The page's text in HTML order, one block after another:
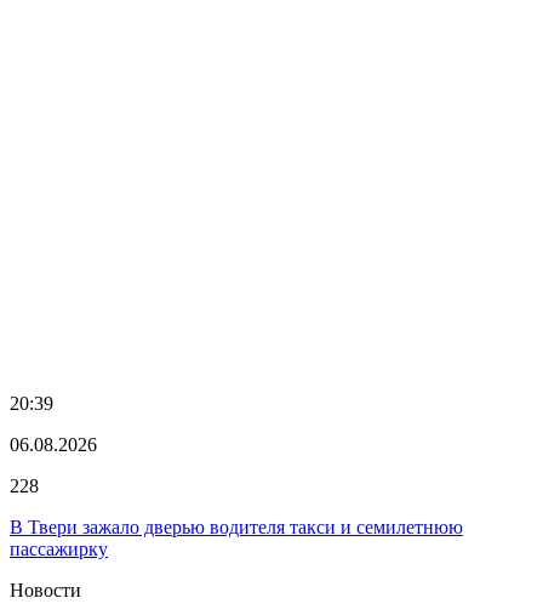
20:39
06.08.2026
228
В Твери зажало дверью водителя такси и семилетнюю
пассажирку
Новости